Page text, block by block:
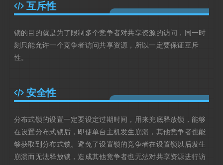
互斥性
锁的目的就是为了限制多个竞争者对共享资源的访问，同一时
刻只能允许一个竞争者访问共享资源，所以一定要保证互斥
性。
安全性
分布式锁的设置一定要设定过期时间，用来兜底释放锁，能够
在设置分布式锁后，即使单台主机发生崩溃，其他竞争者也能
够获取到分布式锁。避免了设置锁的竞争者在设置锁以后发生
崩溃而无法释放锁，造成其他竞争者也无法对共享资源进行访